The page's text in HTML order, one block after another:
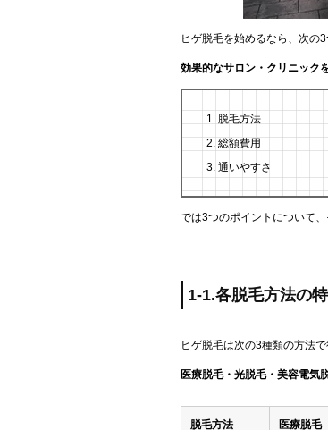
ヒゲ脱毛を始めるなら、次の
効果的なサロン・クリニック
脱毛方法
総額費用
通いやすさ
では3つのポイントについて、
1-1.各脱毛方法の
ヒゲ脱毛は次の3種類の方法で
医療脱毛・光脱毛・美容電気
脱毛方法 医療脱毛